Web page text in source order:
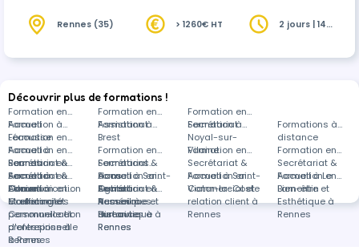
professionnalisme et de…
Rennes (35) > 1260€ HT
2 jours | 14
Découvrir plus de formations !
Formation en
Accueil
Formation en
Assistanat
Formation en
Secrétariat
Formation à
Lécousse
Formation à
Brest
Formation à
Noyal-sur-
Vilaine
Formations à
distance
Formation en
Accueil à
Rennes
Formation en
Secrétariat &
Accueil à
L'Union
Formation en
Secrétariat &
Accueil à Saint-
Agnant
Formation en
Secrétariat &
Accueil à Saint-
Victor-la-Coste
Formation en
Secrétariat &
Accueil à Le
Lamentin
Formation en
Secrétariat &
Accueil à
Coulommiers
Formations
dans
Secrétariat &
Accueil à
distance
Formation en
Communication
et efficacité
personnelle et
professionnelle
à Rennes
Formation en
Outils
Numérique et
Bureautique à
Rennes
Formation en
Commercial et
relation client à
Rennes
Formation en
Bien-être et
Esthétique à
Rennes
Formation en
Marketing et
Communication
d'entreprise à
Rennes
Formation en
Ressources
humaines à
Rennes